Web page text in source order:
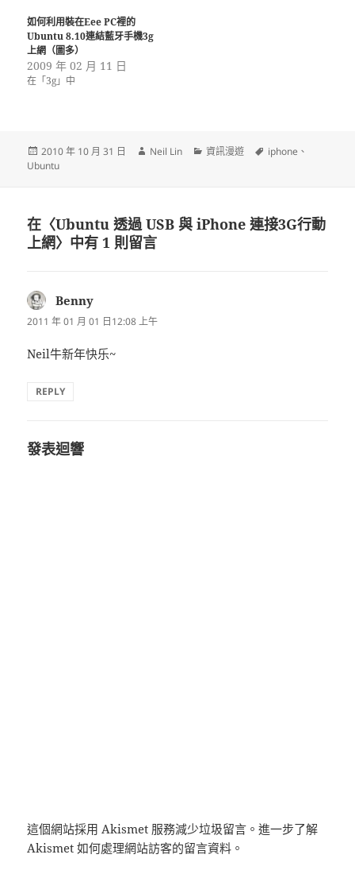
如何利用裝在Eee PC裡的
Ubuntu 8.10連結藍牙手機3g
上網（圖多）
2009 年 02 月 11 日
在「3g」中
發
佈
2010 年 10 月 31 日
作
Neil Lin
分
資訊漫遊
標
iphone 、
Ubuntu
在〈Ubuntu 透過 USB 與 iPhone 連接3G行動
上網〉中有 1 則留言
Benny
示:
2011 年 01 月 01 日12:08 上午
Neil牛新年快乐~
REPLY
發表迴響
這個網站採用 Akismet 服務減少垃圾留言。進一步了解
Akismet 如何處理網站訪客的留言資料 。